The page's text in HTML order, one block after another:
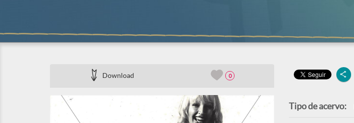
Download 0
Tipo de acervo: